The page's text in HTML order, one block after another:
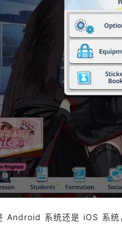
Android 系统还是 iOS 系统